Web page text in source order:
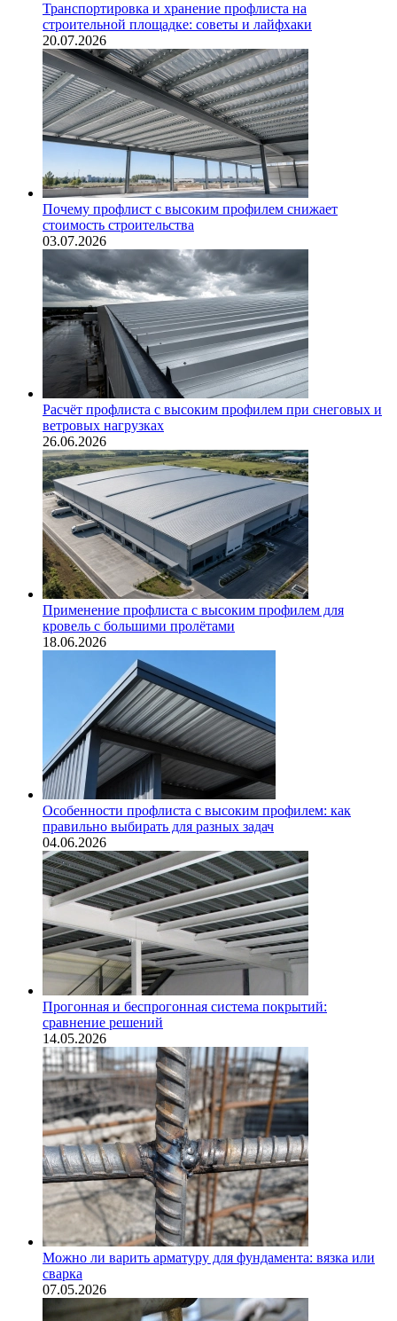
Транспортировка и хранение профлиста на
строительной площадке: советы и лайфхаки
20.07.2026
Почему профлист с высоким профилем снижает
стоимость строительства
03.07.2026
Расчёт профлиста с высоким профилем при снеговых и
ветровых нагрузках
26.06.2026
Применение профлиста с высоким профилем для
кровель с большими пролётами
18.06.2026
Особенности профлиста с высоким профилем: как
правильно выбирать для разных задач
04.06.2026
Прогонная и беспрогонная система покрытий:
сравнение решений
14.05.2026
Можно ли варить арматуру для фундамента: вязка или
сварка
07.05.2026